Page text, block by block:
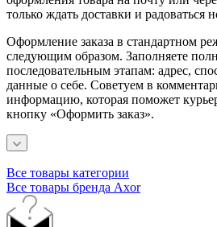
только ждать доставки и радоваться
Оформление заказа в стандартном
следующим образом. Заполняете
последовательным этапам: адрес,
данные о себе. Советуем в
информацию, которая поможет
кнопку «Оформить заказ».
Все товары категории
Все товары бренда Axor